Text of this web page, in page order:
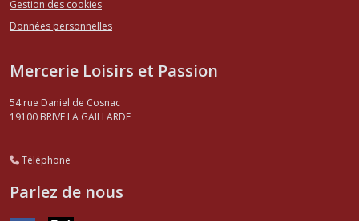
Gestion des cookies
Données personnelles
Mercerie Loisirs et Passion
54 rue Daniel de Cosnac
19100 BRIVE LA GAILLARDE
Téléphone
Parlez de nous